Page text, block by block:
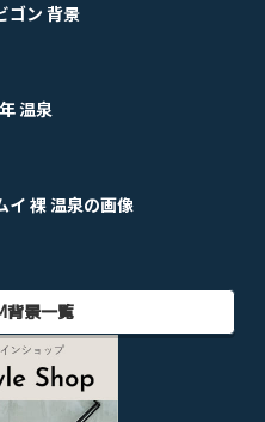
ゴン 背景
温泉
イ 裸 温泉の画像
背景一覧